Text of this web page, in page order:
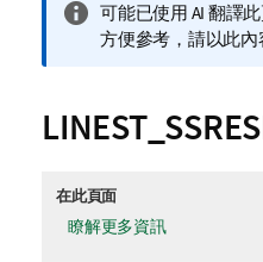
可能已使用 AI 翻譯
方便參考，請以此內
在此頁面
瞭解更多資訊